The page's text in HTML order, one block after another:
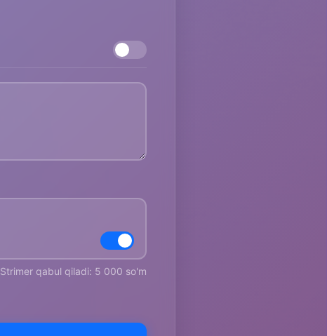
Strimer qabul qiladi: 5 000 so'm